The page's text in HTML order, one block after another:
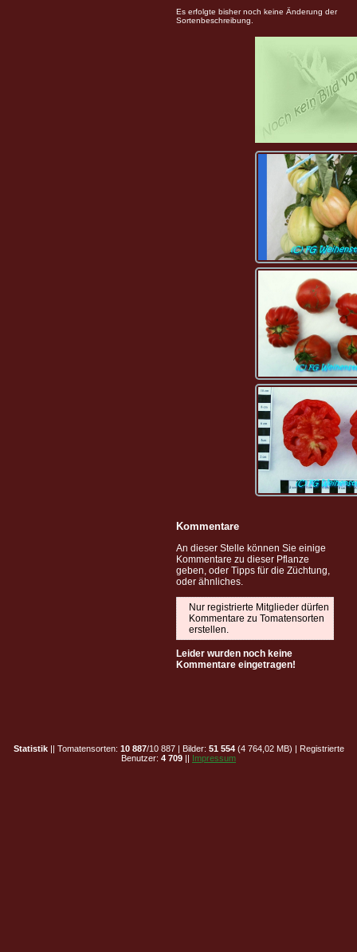
Es erfolgte bisher noch keine Änderung der
Sortenbeschreibung.
Kommentare
An dieser Stelle können Sie einige
Kommentare zu dieser Pflanze
geben, oder Tipps für die Züchtung,
oder ähnliches.
Nur registrierte Mitglieder dürfen
Kommentare zu Tomatensorten
erstellen.
Leider wurden noch keine
Kommentare eingetragen!
Statistik|| Tomatensorten: 10 887/10 887 | Bilder: 51 554(4 764,02 MB) | Registrierte
Benutzer: 4 709 || Impressum